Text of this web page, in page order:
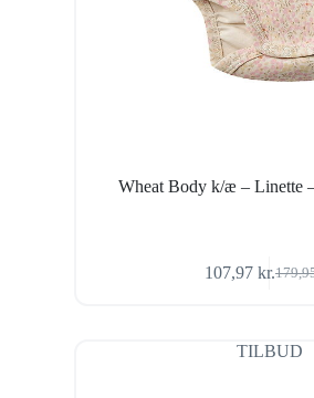
Wheat Body k/æ – Linette
Den
var:
179,95
107,97 kr.Den
er:
107,97
TILBUD